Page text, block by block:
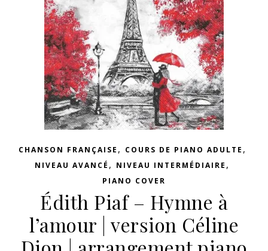
CHANSON FRANÇAISE , COURS DE PIANO ADULTE ,
NIVEAU AVANCÉ , NIVEAU INTERMÉDIAIRE ,
PIANO COVER
Édith Piaf – Hymne à
l’amour | version Céline